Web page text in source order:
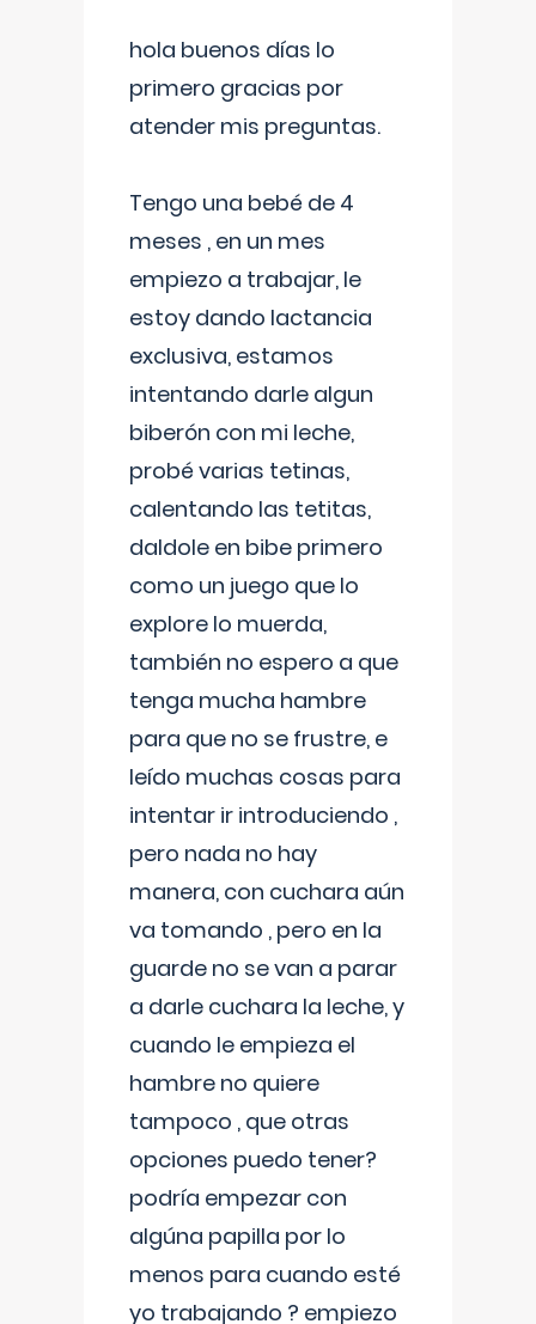
hola buenos días lo
primero gracias por
atender mis preguntas.
Tengo una bebé de 4
meses , en un mes
empiezo a trabajar, le
estoy dando lactancia
exclusiva, estamos
intentando darle algun
biberón con mi leche,
probé varias tetinas,
calentando las tetitas,
daldole en bibe primero
como un juego que lo
explore lo muerda,
también no espero a que
tenga mucha hambre
para que no se frustre, e
leído muchas cosas para
intentar ir introduciendo ,
pero nada no hay
manera, con cuchara aún
va tomando , pero en la
guarde no se van a parar
a darle cuchara la leche, y
cuando le empieza el
hambre no quiere
tampoco , que otras
opciones puedo tener?
podría empezar con
algúna papilla por lo
menos para cuando esté
yo trabajando ? empiezo